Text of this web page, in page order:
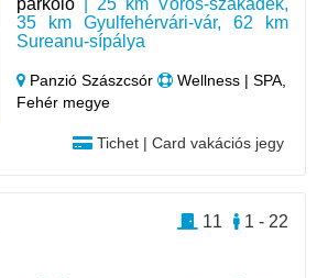
parkoló | 25 km Vörös-szakadék,
35 km Gyulfehérvári-vár, 62 km
Sureanu-sípálya
Panzió Szászcsór
Wellness | SPA,
Fehér megye
Tichet | Card vakációs jegy
1 - 22
11